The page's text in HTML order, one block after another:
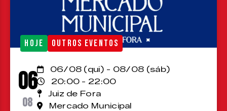
HOJE OUTROS EVENTOS
06
08
06/08 (qui) - 08/08 (sáb)
20:00 - 22:00
Juiz de Fora
Mercado Municipal